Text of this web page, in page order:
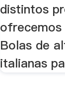
distintos
ofrecemos
Bolas de
italianas